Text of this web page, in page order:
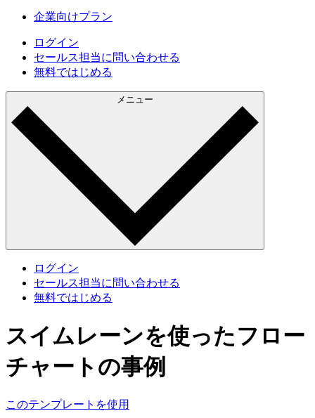
企業向けプラン
ログイン
セールス担当に問い合わせる
無料ではじめる
メニュー
ログイン
セールス担当に問い合わせる
無料ではじめる
スイムレーンを使ったフロー
チャートの事例
このテンプレートを使用